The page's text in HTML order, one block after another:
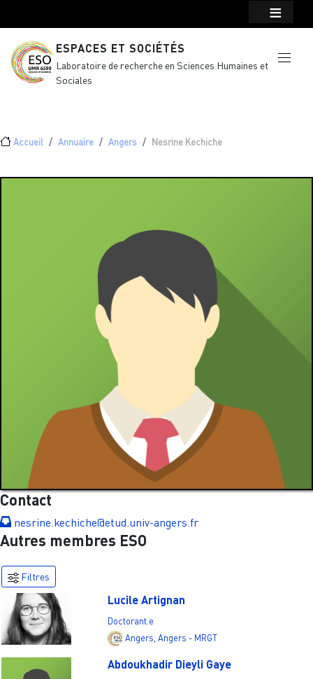
ESPACES ET SOCIÉTÉS
Laboratoire de recherche en Sciences Humaines et
Sociales
Fil d'Ariane
Accueil Annuaire Angers Nesrine Kechiche
Contact
nesrine.kechiche@etud.univ-angers.fr
Autres membres ESO
Filtres
Lucile Artignan
Doctorant.e
Angers Angers - MRGT
Abdoukhadir Dieyli Gaye